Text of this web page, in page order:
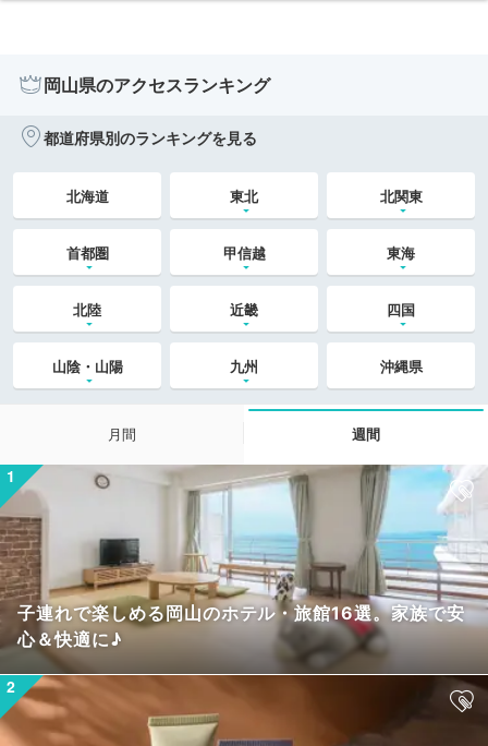
岡山県のアクセスランキング
都道府県別のランキングを見る
北海道 東北 北関東
首都圏 甲信越 東海
北陸 近畿 四国
山陰・山陽 九州 沖縄県
月間 週間
子連れで楽しめる岡山のホテル・旅館16選。家族で安
心＆快適に♪